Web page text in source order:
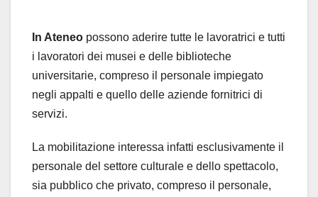
In Ateneo possono aderire tutte le lavoratrici e tutti
i lavoratori dei musei e delle biblioteche
universitarie, compreso il personale impiegato
negli appalti e quello delle aziende fornitrici di
servizi.
La mobilitazione interessa infatti esclusivamente il
personale del settore culturale e dello spettacolo,
sia pubblico che privato, compreso il personale,